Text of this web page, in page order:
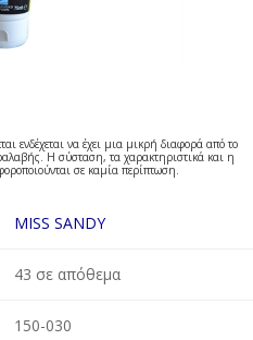
ενδέχεται να έχει μια μικρή διαφορά από το
Η σύσταση, τα χαρακτηριστικά και η
σε καμία περίπτωση.
MISS SANDY
43 σε απόθεμα
150-030